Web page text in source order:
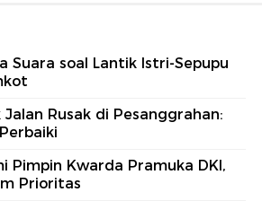
Usulkan polisi teladan di
Teladan Penerima
Awards 2026, Ini
dan Kiprahnya
Motivasi Polri Jalankan
Konstitusi